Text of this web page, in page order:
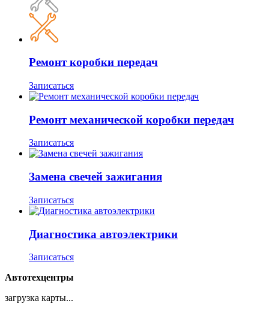
Ремонт коробки передач
Записаться
Ремонт механической коробки передач
Записаться
Замена свечей зажигания
Записаться
Диагностика автоэлектрики
Записаться
Автотехцентры
загрузка карты...